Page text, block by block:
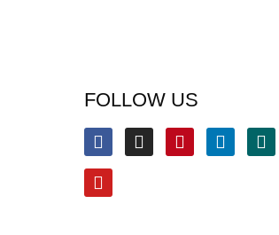
FOLLOW US